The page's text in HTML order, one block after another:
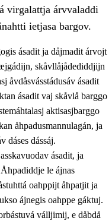
virgalattja árvvaladdi
ietjasa bargov.
ásadit ja dåjmadit árvojt
skåvllåjådediddjijn
åvdåsvásstádusáv ásadit
ásadit vaj skåvlå barggo
aktisasjbarggo
åhpadusmannulagán, ja
dáses dássáj.
ásadit, ja
le ájnas
oahppijt åhpatjit ja
ájnegis oahppe gáktuj.
válljimij, e dåbdå